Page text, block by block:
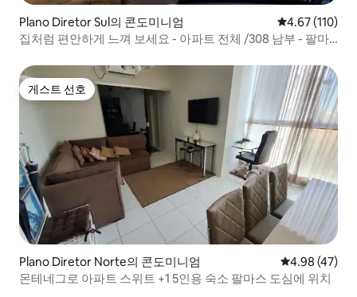
Plano Diretor Sul의 콘도미니엄 평점 4.67점(5
4.67 (110)
집처럼 편안하게 느껴 보세요 - 아파트 전체 /308 남부 - 팔마
게스트 선호
게스트 선호
Plano Diretor Norte의 콘도미니엄 평점 4.98점(5
4.98 (47)
몬테네그로 아파트 스위트 +1 5인용 숙소 팔마스 도심에 위치